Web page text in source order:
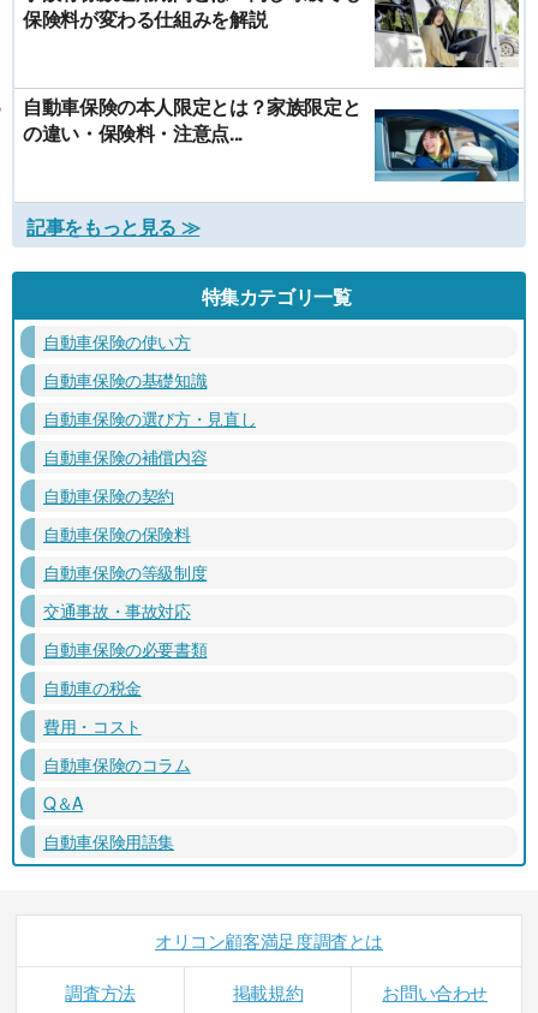
保険料が変わる仕組みを解説
自動車保険の本人限定とは？家族限定と
の違い・保険料・注意点...
記事をもっと見る ≫
特集カテゴリ一覧
自動車保険の使い方
自動車保険の基礎知識
自動車保険の選び方・見直し
自動車保険の補償内容
自動車保険の契約
自動車保険の保険料
自動車保険の等級制度
交通事故・事故対応
自動車保険の必要書類
自動車の税金
費用・コスト
自動車保険のコラム
Q＆A
自動車保険用語集
オリコン顧客満足度調査とは
調査方法 掲載規約 お問い合わせ